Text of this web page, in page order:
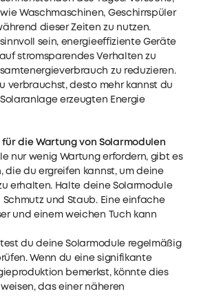
Waschmaschinen, Geschirrspüler
dieser Zeiten zu nutzen.
sein, energieeffiziente Geräte
stromsparendes Verhalten zu
zu reduzieren.
verbrauchst, desto mehr kannst du
erzeugten Energie
die Wartung von Solarmodulen
nur wenig Wartung erfordern, gibt es
die du ergreifen kannst, um deine
erhalten. Halte deine Solarmodule
und Staub. Eine einfache
und einem weichen Tuch kann
du deine Solarmodule regelmäßig
Wenn du eine signifikante
bemerkst, könnte dies
das einer näheren